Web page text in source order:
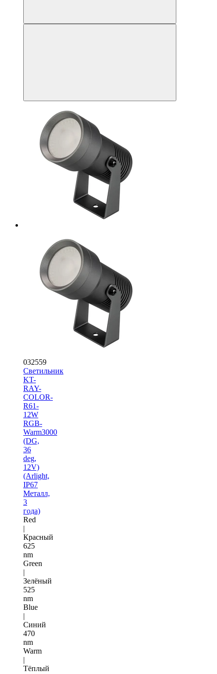
032559
Светильник
KT-
RAY-
COLOR-
R61-
12W
RGB-
Warm3000
(DG,
36
deg,
12V)
(Arlight,
IP67
Металл,
3
года)
Red
|
Красный
625
nm
Green
|
Зелёный
525
nm
Blue
|
Синий
470
nm
Warm
|
Тёплый